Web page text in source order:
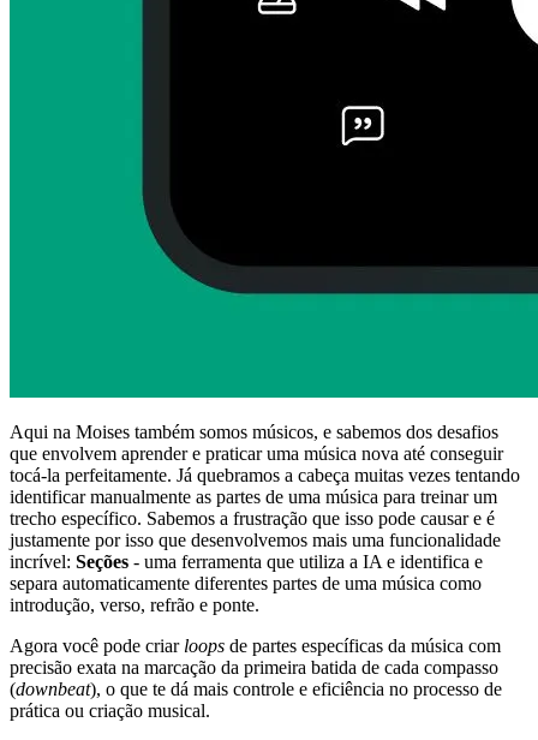
Aqui na Moises também somos músicos, e sabemos dos desafios
que envolvem aprender e praticar uma música nova até conseguir
tocá-la perfeitamente. Já quebramos a cabeça muitas vezes tentando
identificar manualmente as partes de uma música para treinar um
trecho específico. Sabemos a frustração que isso pode causar e é
justamente por isso que desenvolvemos mais uma funcionalidade
incrível: Seções - uma ferramenta que utiliza a IA e identifica e
separa automaticamente diferentes partes de uma música como
introdução, verso, refrão e ponte.
Agora você pode criar loops de partes específicas da música com
precisão exata na marcação da primeira batida de cada compasso
(downbeat), o que te dá mais controle e eficiência no processo de
prática ou criação musical.